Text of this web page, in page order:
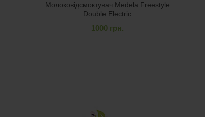
Молоковідсмоктувач Medela Freestyle
Double Electric
1000 грн.